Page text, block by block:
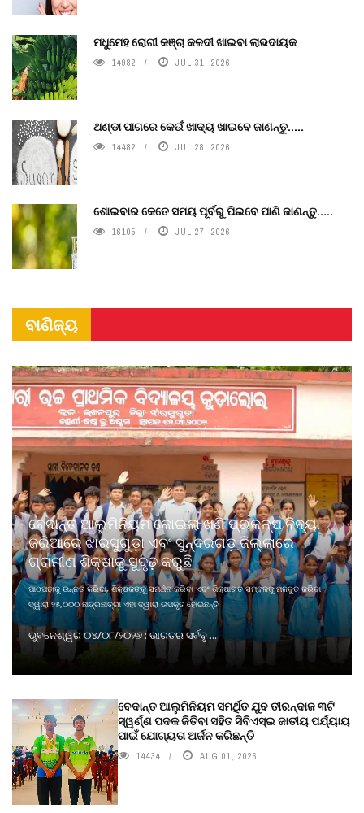
ମଧୁମେହ ରୋଗୀ କଞ୍ଚା କଳଦୀ ଖାଇବା ଲାଭଦାୟକ
14982 JUL 31, 2026
ଥଣ୍ଡା ପାଗରେ କେଉଁ ଖାଦ୍ୟ ଖାଇବେ ଜାଣନ୍ତୁ.....
14482 JUL 28, 2026
ଶୋଇବାର କେତେ ସମୟ ପୂର୍ବରୁ ପିଇବେ ପାଣି ଜାଣନ୍ତୁ.....
16105 JUL 27, 2026
ବାଣିଜ୍ୟ
ବେଦାନ୍ତ ଆଲୁମିନିୟମ କୋଇଲା ଖଣି ପ୍ରକଳ୍ପ ବିଦ୍ୟା
ଜରିଆରେ ଝାରସୁଗୁଡ଼ା ଏବଂ ସୁନ୍ଦରଗଡ଼ ଜିଲ୍ଲାରେ
ଗ୍ରାମୀଣ ଶିକ୍ଷାକୁ ସୁଦୃଢ଼ କରୁଛି
ପାଠପଢାକୁ ଉନ୍ନତ କରିବା, ଶିକ୍ଷକଙ୍କୁ ସମର୍ଥନ କରିବା ଏବଂ ଶିକ୍ଷାଗତ ସମ୍ବଳକୁ ମଜବୁତ କରିବା
ଦ୍ୱାରା ୨୫,୦୦୦ ଛାତ୍ରଛାତ୍ରୀ ଏହା ଦ୍ୱାରା ଉପକୃତ ହୋଇଛନ୍ତି
ଭୁବନେଶ୍ୱର ୦୪/୦୮/୨୦୨୬ : ଭାରତର ସର୍ବବୃ ...
ବେଦାନ୍ତ ଆଲୁମିନିୟମ ସମର୍ଥିତ ଯୁବ ତୀରନ୍ଦାଜ ୩ଟି
ସ୍ୱର୍ଣ୍ଣ ପଦକ ଜିତିବା ସହିତ ସିବିଏସ୍ଇ ଜାତୀୟ ପର୍ଯ୍ୟାୟ
ପାଇଁ ଯୋଗ୍ୟତା ଅର୍ଜନ କରିଛନ୍ତି
14434 AUG 01, 2026